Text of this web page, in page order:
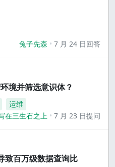
兔子先森 7 月 24 日回答
境并筛选意识体？
运维
在三生石之上
7 月 23 日提问
致百万级数据查询比